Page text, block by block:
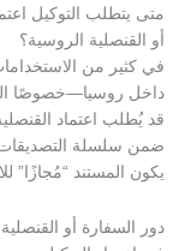
التوكيل اعتماد السفارة
الروسية؟
من الاستخدامات الرسمية
الحساسة—
القنصلية الروسية
التصديقات حتى
“مُجازًا” للاستخدام.
أو القنصلية الروسية